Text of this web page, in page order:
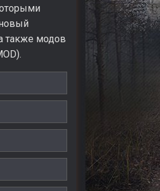
также модов